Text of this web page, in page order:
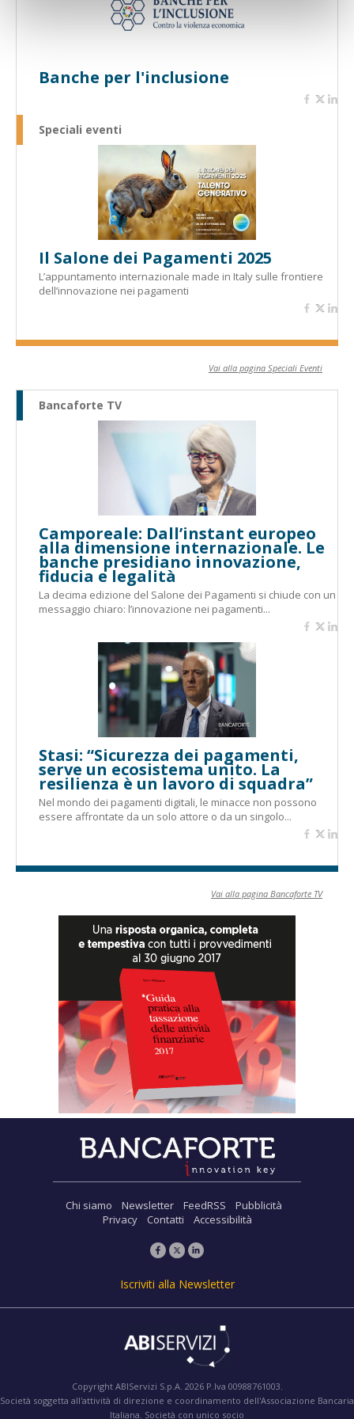
Banche per l'inclusione
Speciali eventi
Il Salone dei Pagamenti 2025
L’appuntamento internazionale made in Italy sulle frontiere
dell’innovazione nei pagamenti
Vai alla pagina Speciali Eventi
Bancaforte TV
Camporeale: Dall’instant europeo
alla dimensione internazionale. Le
banche presidiano innovazione,
fiducia e legalità
La decima edizione del Salone dei Pagamenti si chiude con un
messaggio chiaro: l’innovazione nei pagamenti...
Stasi: “Sicurezza dei pagamenti,
serve un ecosistema unito. La
resilienza è un lavoro di squadra”
Nel mondo dei pagamenti digitali, le minacce non possono
essere affrontate da un solo attore o da un singolo...
Vai alla pagina Bancaforte TV
Chi siamo Newsletter FeedRSS
Pubblicità
Privacy
Contatti Accessibilità
Iscriviti alla Newsletter
Copyright ABIServizi S.p.A. 2026 P.Iva 00988761003.
Società soggetta all'attività di direzione e coordinamento dell'Associazione Bancaria
Italiana. Società con unico socio